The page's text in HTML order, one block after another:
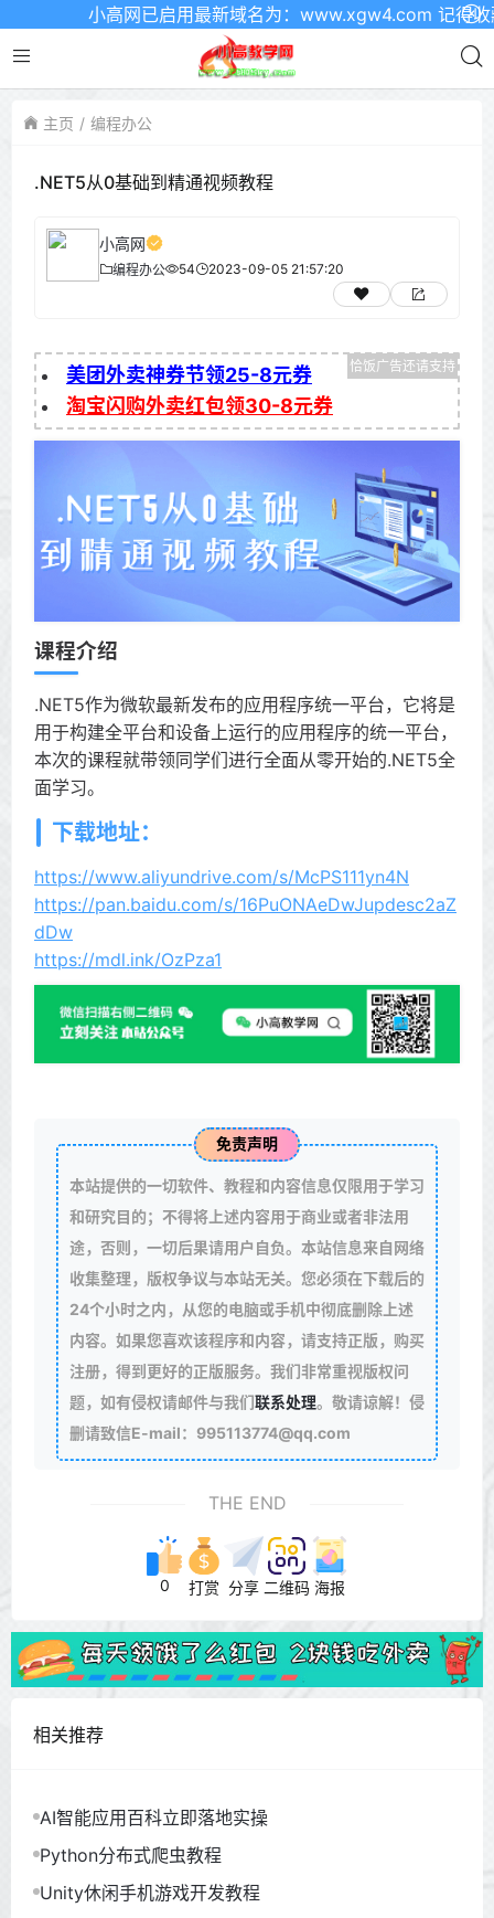
小高网已启用最新域名为：www.xgw4.com 记得收藏
主页 编程办公
.NET5从0基础到精通视频教程
小高网
编程办公 54 2023-09-05 21:57:20
美团外卖神券节领25-8元券
淘宝闪购外卖红包领30-8元券
课程介绍
.NET5作为微软最新发布的应用程序统一平台，它将是
用于构建全平台和设备上运行的应用程序的统一平台，
本次的课程就带领同学们进行全面从零开始的.NET5全
面学习。
下载地址：
https://www.aliyundrive.com/s/McPS111yn4N
https://pan.baidu.com/s/16PuONAeDwJupdesc2aZ
dDw
https://mdl.ink/OzPza1
免责声明
本站提供的一切软件、教程和内容信息仅限用于学习
和研究目的；不得将上述内容用于商业或者非法用
途，否则，一切后果请用户自负。本站信息来自网络
收集整理，版权争议与本站无关。您必须在下载后的
24个小时之内，从您的电脑或手机中彻底删除上述
内容。如果您喜欢该程序和内容，请支持正版，购买
注册，得到更好的正版服务。我们非常重视版权问
题，如有侵权请邮件与我们联系处理。敬请谅解！侵
删请致信E-mail：995113774@qq.com
THE END
0 打赏 分享 二维码 海报
相关推荐
AI智能应用百科立即落地实操
Python分布式爬虫教程
Unity休闲手机游戏开发教程